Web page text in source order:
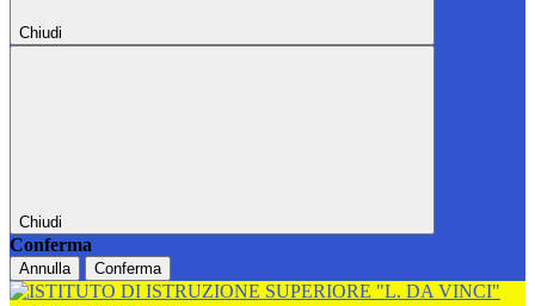
Chiudi
Chiudi
Conferma
Annulla Conferma